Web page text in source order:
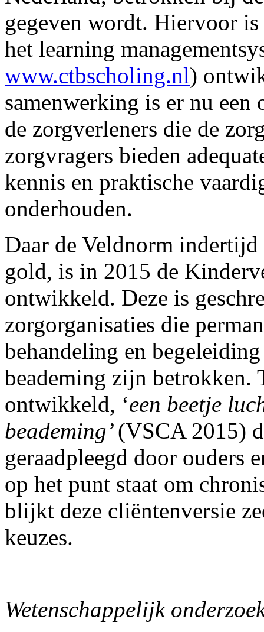
gegeven wordt. Hiervoor
het learning
www.ctbscholing.nl)
samenwerking is er nu
de zorgverleners die de
zorgvragers bieden
kennis en praktische
onderhouden.
Daar de Veldnorm
gold, is in 2015 de
ontwikkeld. Deze is
zorgorganisaties die
behandeling en
beademing zijn betrokken.
ontwikkeld, ‘een beetje
beademing’(VSCA 2015)
geraadpleegd door ouders
op het punt staat om
blijkt deze cliëntenversie
keuzes.
Wetenschappelijk